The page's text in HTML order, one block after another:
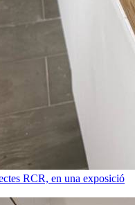
RCR, en una exposició